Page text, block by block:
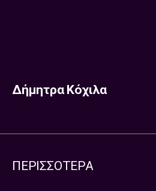
Δήμητρα Κόχιλα
ΠΕΡΙΣΣΟΤΕΡΑ